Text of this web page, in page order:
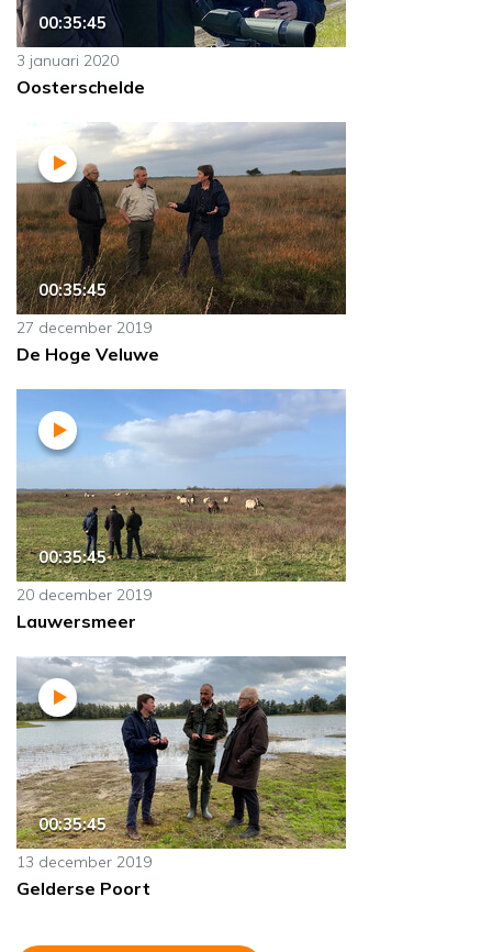
00:35:45
3 januari 2020
Oosterschelde
00:35:45
27 december 2019
De Hoge Veluwe
00:35:45
20 december 2019
Lauwersmeer
00:35:45
13 december 2019
Gelderse Poort